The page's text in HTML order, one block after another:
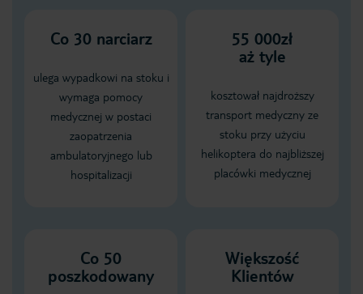
Co 30 narciarz
ulega wypadkowi na stoku i
wymaga pomocy
medycznej w postaci
zaopatrzenia
ambulatoryjnego lub
hospitalizacji
55 000zł
aż tyle
kosztował najdroższy
transport medyczny ze
stoku przy użyciu
helikoptera do najbliższej
placówki medycznej
Co 50
poszkodowany
Większość
Klientów